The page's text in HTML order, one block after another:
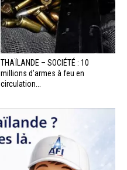
THAÏLANDE – SOCIÉTÉ : 10
millions d’armes à feu en
circulation...